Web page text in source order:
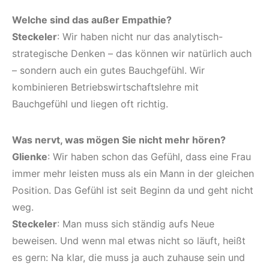
Welche sind das außer Empathie?
Steckeler: Wir haben nicht nur das analytisch-
strategische Denken – das können wir natürlich auch
– sondern auch ein gutes Bauchgefühl. Wir
kombinieren Betriebswirtschaftslehre mit
Bauchgefühl und liegen oft richtig.
Was nervt, was mögen Sie nicht mehr hören?
Glienke: Wir haben schon das Gefühl, dass eine Frau
immer mehr leisten muss als ein Mann in der gleichen
Position. Das Gefühl ist seit Beginn da und geht nicht
weg.
Steckeler: Man muss sich ständig aufs Neue
beweisen. Und wenn mal etwas nicht so läuft, heißt
es gern: Na klar, die muss ja auch zuhause sein und